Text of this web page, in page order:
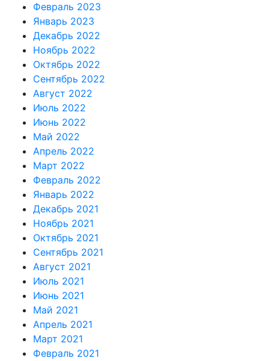
Февраль 2023
Январь 2023
Декабрь 2022
Ноябрь 2022
Октябрь 2022
Сентябрь 2022
Август 2022
Июль 2022
Июнь 2022
Май 2022
Апрель 2022
Март 2022
Февраль 2022
Январь 2022
Декабрь 2021
Ноябрь 2021
Октябрь 2021
Сентябрь 2021
Август 2021
Июль 2021
Июнь 2021
Май 2021
Апрель 2021
Март 2021
Февраль 2021